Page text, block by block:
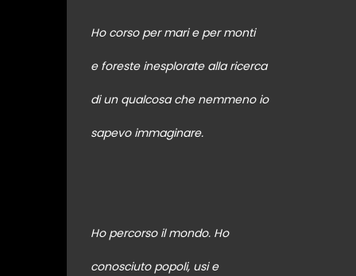
Ho corso per mari e per monti
e foreste inesplorate alla ricerca
di un qualcosa che nemmeno io
sapevo immaginare.
Ho percorso il mondo. Ho
conosciuto popoli, usi e